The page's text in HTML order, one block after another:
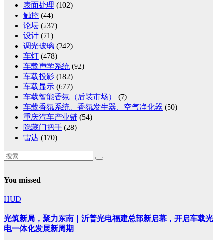
表面处理 (102)
触控 (44)
论坛 (237)
设计 (71)
调光玻璃 (242)
车灯 (478)
车载声学系统 (92)
车载投影 (182)
车载显示 (677)
车载智能香氛（后装市场）
(7)
车载香氛系统、香氛发生器、空气净化器 (50)
重庆汽车产业链 (54)
隐藏门把手 (28)
雷达 (170)
You missed
HUD
光筑新局，聚力东南｜沂普光电福建总部新启幕，开启车载光
电一体化发展新周期